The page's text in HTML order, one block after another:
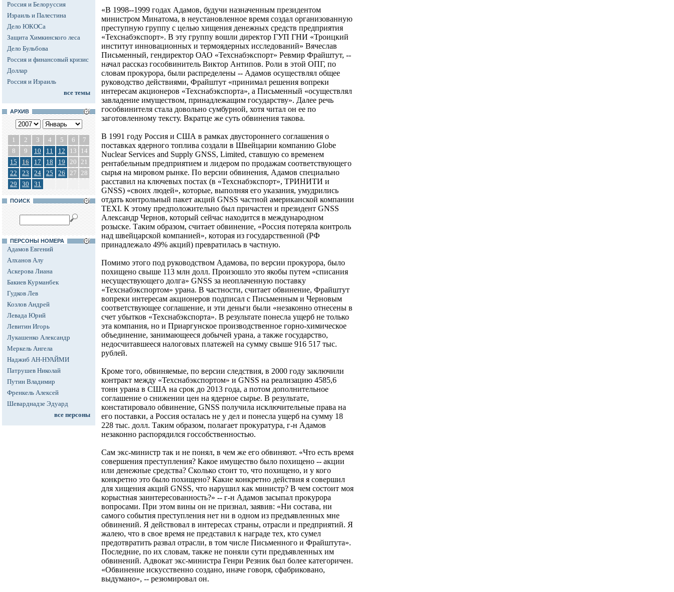
Россия и Белоруссия
Израиль и Палестина
Дело ЮКОСа
Защита Химкинского леса
Дело Бульбова
Россия и финансовый кризис
Доллар
Россия и Израиль
все темы
АРХИВ
1 2 3 4 5 6
7
8
9 10 11 12 13
14
15
16 17 18 19 20 21
22
23 24 25 26 27 28
29
30 31
ПОИСК
ПЕРСОНЫ НОМЕРА
Адамов Евгений
Алханов Алу
Аскерова Лиана
Бакиев Курманбек
Гудков Лев
Козлов Андрей
Левада Юрий
Левитин Игорь
Лукашенко Александр
Меркель Ангела
Наджиб АН-НУАЙМИ
Патрушев Николай
Путин Владимир
Френкель Алексей
Шеварднадзе Эдуард
все персоны
«В 1998--1999 годах Адамов, будучи назначенным президентом
министром Минатома, в неустановленное время создал организованную
преступную группу с целью хищения денежных средств предприятия
«Техснабэкспорт». В эту группу вошли директор ГУП ГНИ «Троицкий
институт инновационных и термоядерных исследований» Вячеслав
Письменный, гендиректор ОАО «Техснабэкспорт» Ревмир Фрайштут, --
начал рассказ гособвинитель Виктор Антипов. Роли в этой ОПГ, по
словам прокурора, были распределены -- Адамов осуществлял общее
руководство действиями, Фрайштут «принимал решения вопреки
интересам акционеров «Техснабэкспорта», а Письменный «осуществлял
завладение имуществом, принадлежащим государству». Далее речь
гособвинителя стала довольно сумбурной, хотя читал он ее по
заготовленному тексту. Вкратце же суть обвинения такова.
В 1991 году Россия и США в рамках двустороннего соглашения о
поставках ядерного топлива создали в Швейцарии компанию Globe
Nuclear Services and Supply GNSS, Limited, ставшую со временем
рентабельным предприятием и лидером по продажам соответствующего
сырья на мировом рынке. По версии обвинения, Адамов специально
расставил на ключевых постах (в «Техснабэкспорт», ТРИНИТИ и
GNSS) «своих людей», которые, выполняя его указания, умудрились
отдать контрольный пакет акций GNSS частной американской компании
TEXI. К этому предположительно был причастен и президент GNSS
Александр Чернов, который сейчас находится в международном
розыске. Таким образом, считает обвинение, «Россия потеряла контроль
над швейцарской компанией», которая из государственной (РФ
принадлежало 49% акций) превратилась в частную.
Помимо этого под руководством Адамова, по версии прокурора, было
похищено свыше 113 млн долл. Произошло это якобы путем «списания
несуществующего долга» GNSS за неоплаченную поставку
«Техснабэкспортом» урана. В частности, считает обвинение, Фрайштут
вопреки интересам акционеров подписал с Письменным и Черновым
соответствующее соглашение, и эти деньги были «незаконно отнесены в
счет убытков «Техснабэкспорта». В результате понесла ущерб не только
эта компания, но и Приаргунское производственное горно-химическое
объединение, занимающееся добычей урана, а также государство,
недосчитавшееся налоговых платежей на сумму свыше 916 517 тыс.
рублей.
Кроме того, обвиняемые, по версии следствия, в 2000 году заключили
контракт между «Техснабэкспортом» и GNSS на реализацию 4585,6
тонн урана в США на срок до 2013 года, а потом дополнительное
соглашение о снижении цен на ядерное сырье. В результате,
констатировало обвинение, GNSS получила исключительные права на
его поставки, а Россия осталась не у дел и понесла ущерб на сумму 18
228 тыс. долл. Таким образом, полагает прокуратура, г-н Адамов
незаконно распорядился госсобственностью.
Сам экс-министр так и не понял, в чем же его обвиняют. «Что есть время
совершения преступления? Какое имущество было похищено -- акции
или денежные средства? Сколько стоит то, что похищено, и у кого
конкретно это было похищено? Какие конкретно действия я совершил
для хищения акций GNSS, что нарушил как министр? В чем состоит моя
корыстная заинтересованность?» -- г-н Адамов засыпал прокурора
вопросами. При этом вины он не признал, заявив: «Ни состава, ни
самого события преступления нет ни в одном из предъявленных мне
обвинений. Я действовал в интересах страны, отрасли и предприятий. Я
жалею, что в свое время не представил к награде тех, кто сумел
предотвратить развал отрасли, в том числе Письменного и Фрайштута».
Последние, по их словам, также не поняли сути предъявленных им
обвинений. Адвокат экс-министра Генри Резник был более категоричен.
«Обвинение искусственно создано, иначе говоря, сфабриковано,
выдумано», -- резюмировал он.